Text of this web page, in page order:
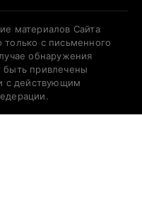
материалов Сайта
с письменного
обнаружения
быть привлечены
с действующим